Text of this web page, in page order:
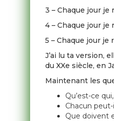
3 – Chaque jour
4 – Chaque jour
5 – Chaque jour
J’ai lu ta version,
du XXe siècle, en
Maintenant les
Qu’est-ce
Chacun
Que doivent